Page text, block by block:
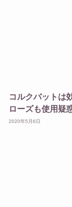
コルクバットは
ローズも使用疑
2020年5月6日